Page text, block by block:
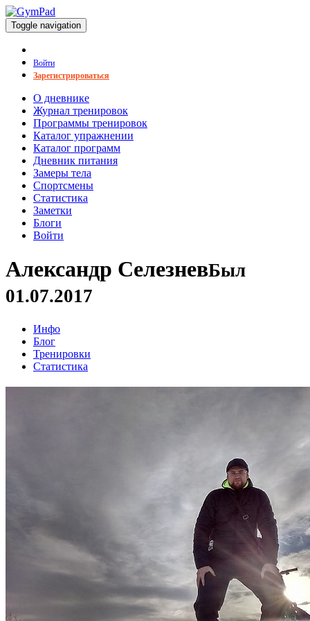
Toggle navigation
Войти
Зарегистрироваться
О дневнике
Журнал тренировок
Программы тренировок
Каталог упражнении
Каталог программ
Дневник питания
Замеры тела
Спортсмены
Статистика
Заметки
Блоги
Войти
Александр СелезневБыл
01.07.2017
Инфо
Блог
Тренировки
Статистика